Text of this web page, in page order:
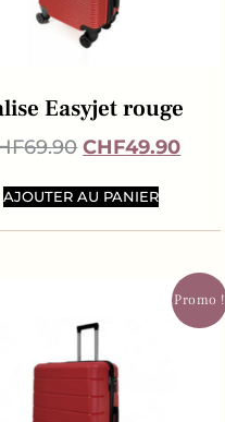
Easyjet rouge
69.90 CHF49.90
AJOUTER AU PANIER
Promo !